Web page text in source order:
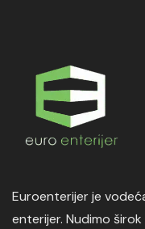
Euroenterijer je
enterijer. Nudimo